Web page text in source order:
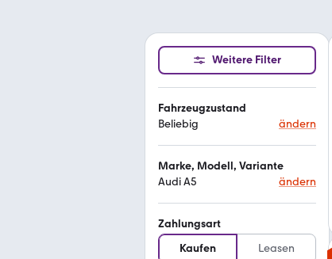
Weitere Filter
Fahrzeugzustand
Beliebig
ändern
Marke, Modell, Variante
Audi A5
ändern
Zahlungsart
Kaufen
Leasen